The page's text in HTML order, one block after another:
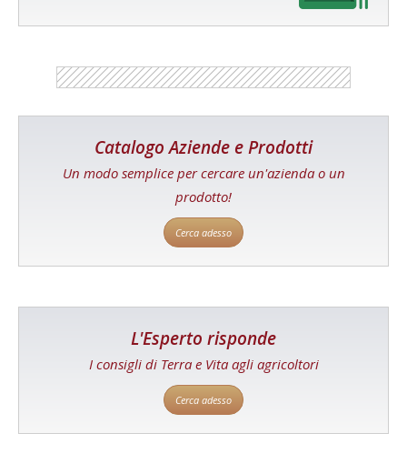
Catalogo Aziende e Prodotti
Un modo semplice per cercare un'azienda o un
prodotto!
Cerca adesso
L'Esperto risponde
I consigli di Terra e Vita agli agricoltori
Cerca adesso